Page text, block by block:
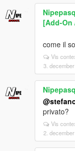
[Add-On
come il
Vis
3.
privato?
Vis
2.